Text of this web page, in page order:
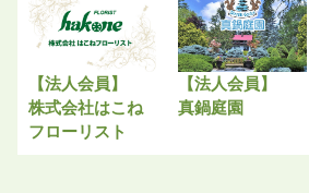
【法人会員】
株式会社はこね
フローリスト
【法人会員】
真鍋庭園